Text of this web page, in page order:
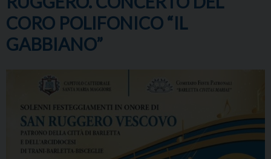
CORO POLIFONICO “IL
GABBIANO”